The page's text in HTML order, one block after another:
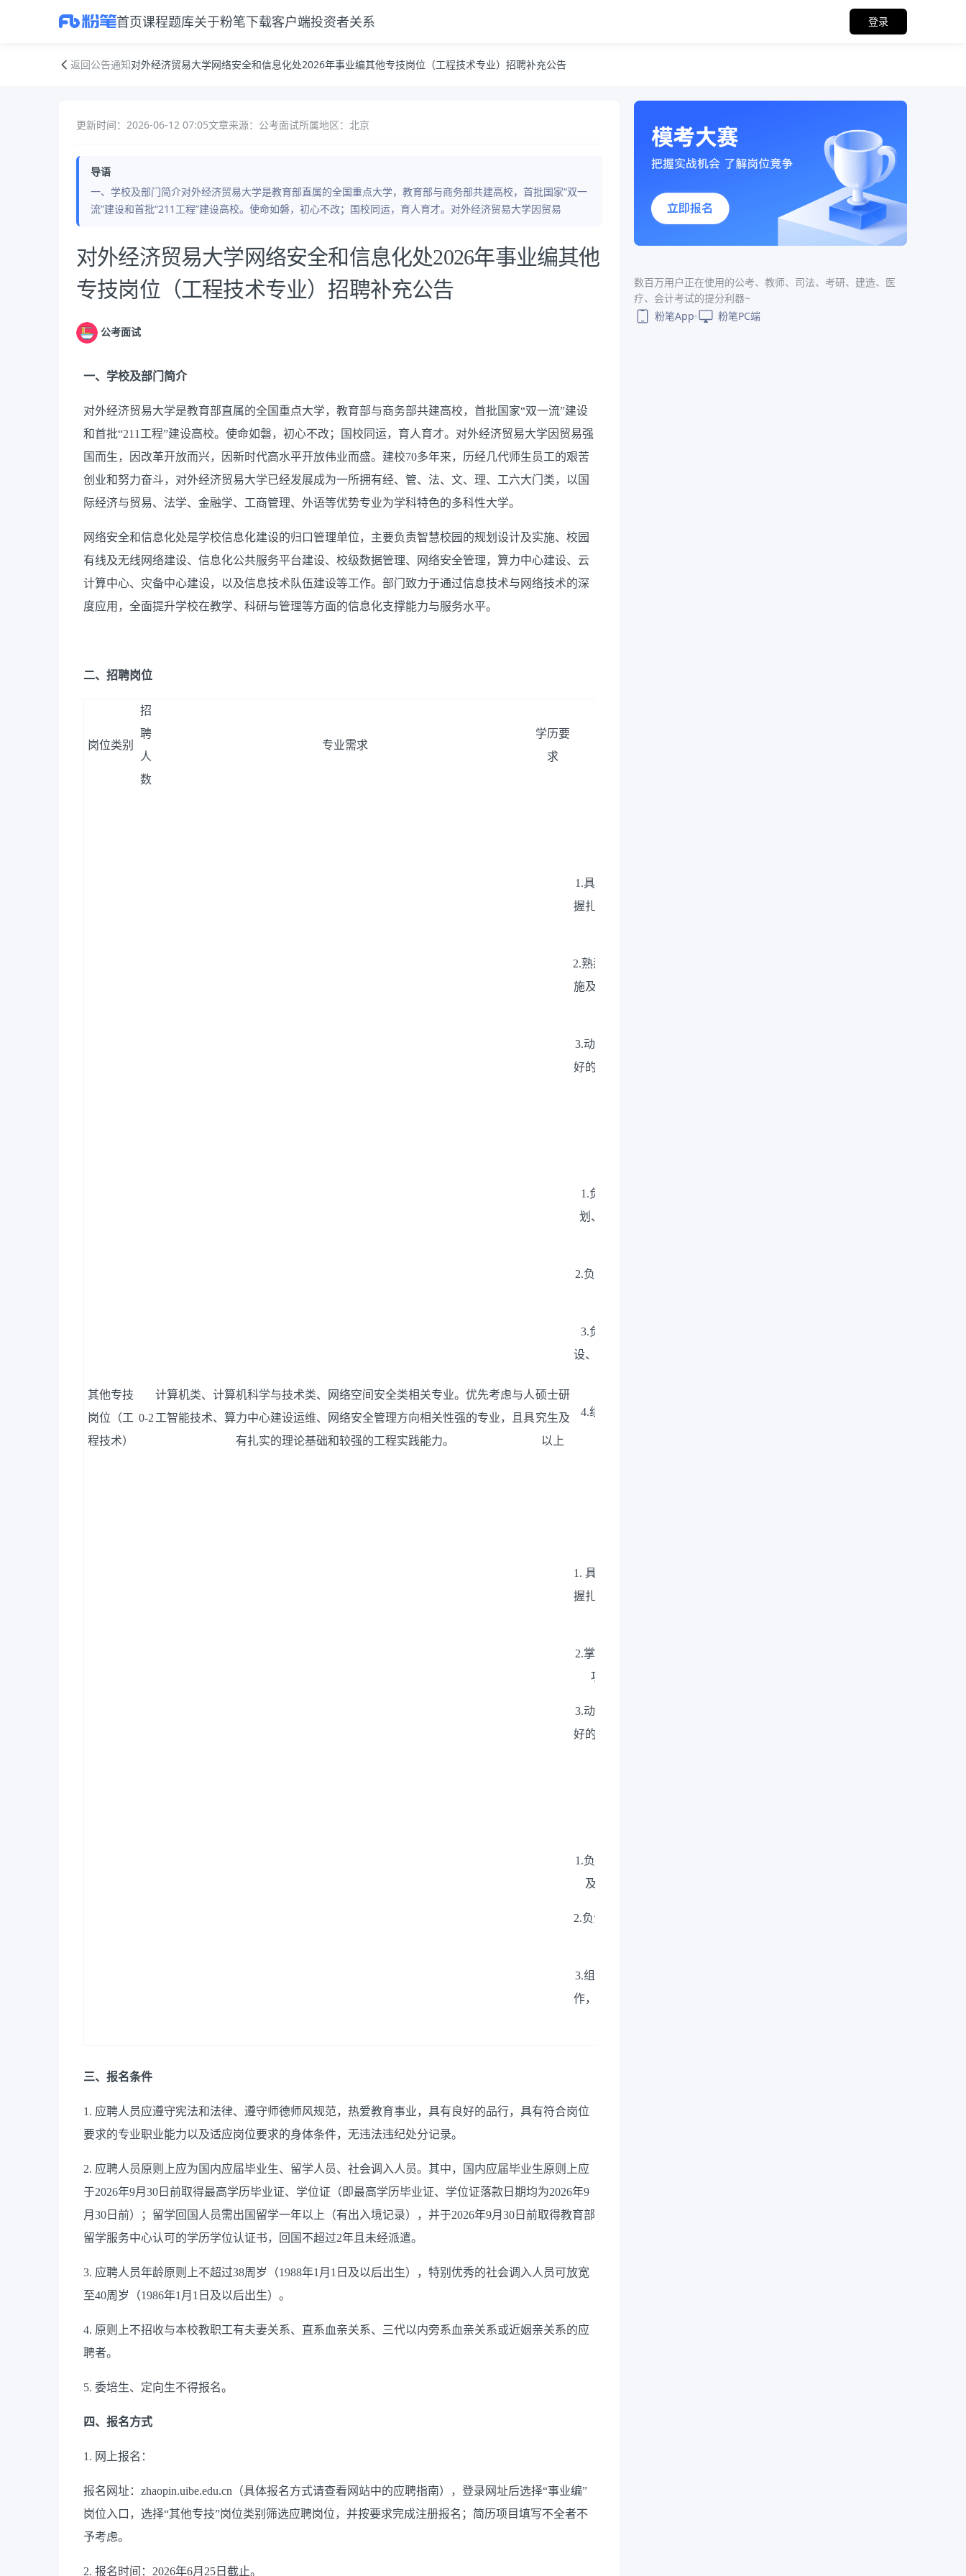
首页课程题库关于粉笔下载客户端投资者关系 登录
返回公告通知对外经济贸易大学网络安全和信息化处2026年事业编其他专技岗位（工程技术专业）招聘补充公告
更新时间：2026-06-12 07:05文章来源：公考面试所属地区：北京
导语
一、学校及部门简介对外经济贸易大学是教育部直属的全国重点大学，教育部与商务部共建高校，首批国家“双一
流”建设和首批“211工程”建设高校。使命如磐，初心不改；国校同运，育人育才。对外经济贸易大学因贸易
公告正文
对外经济贸易大学网络安全和信息化处2026年事业编其他
专技岗位（工程技术专业）招聘补充公告
公考面试
一、学校及部门简介
对外经济贸易大学是教育部直属的全国重点大学，教育部与商务部共建高校，首批国家“双一流”建设
和首批“211工程”建设高校。使命如磐，初心不改；国校同运，育人育才。对外经济贸易大学因贸易强
国而生，因改革开放而兴，因新时代高水平开放伟业而盛。建校70多年来，历经几代师生员工的艰苦
创业和努力奋斗，对外经济贸易大学已经发展成为一所拥有经、管、法、文、理、工六大门类，以国
际经济与贸易、法学、金融学、工商管理、外语等优势专业为学科特色的多科性大学。
网络安全和信息化处是学校信息化建设的归口管理单位，主要负责智慧校园的规划设计及实施、校园
有线及无线网络建设、信息化公共服务平台建设、校级数据管理、网络安全管理，算力中心建设、云
计算中心、灾备中心建设，以及信息技术队伍建设等工作。部门致力于通过信息技术与网络技术的深
度应用，全面提升学校在教学、科研与管理等方面的信息化支撑能力与服务水平。
二、招聘岗位
岗位类别
招
聘
人
数
专业需求
学历要
求
其他专技
岗位（工
程技术）
0-2
计算机类、计算机科学与技术类、网络空间安全类相关专业。优先考虑与人
工智能技术、算力中心建设运维、网络安全管理方向相关性强的专业，且具
有扎实的理论基础和较强的工程实践能力。
硕士研
究生及
以上
1.具有信息技术相关专业教育背景，掌
握扎实的计算机系统结构与网络基础知
2.熟悉Linux操作系统，了解机房基础设
施及主流算力硬件，能够参与硬件故障
3.动手能力强，工作踏实认真，具备良
好的沟通表达、组织协调与团队协作能
1.负责算力中心机房及基础环境的规
划、建设、运维、安全管理与状态监
2.负责算力与存储资源的全生命周期管
3.负责算力资源调度平台的规划、建
设、部署、监控、更新、优化及故障处
4.组织培训与技术交流，编写相关文
1. 具有信息技术相关专业教育背景，掌
握扎实的计算机系统结构与网络基础知
2.掌握网络安全基础知识，具备一定的
攻防演练技术能力或实践经验；
3.动手能力强，工作踏实认真，具备良
好的沟通表达、组织协调与团队协作能
1.负责网络安全设备的日常运维管理，
及时响应各类网络安全突发事件；
2.负责网络安全等级保护工作,定期开展
3.组织开展网络安全宣传教育和培训工
作，落实特殊时期的安全值守与保障工
三、报名条件
1. 应聘人员应遵守宪法和法律、遵守师德师风规范，热爱教育事业，具有良好的品行，具有符合岗位
要求的专业职业能力以及适应岗位要求的身体条件，无违法违纪处分记录。
2. 应聘人员原则上应为国内应届毕业生、留学人员、社会调入人员。其中，国内应届毕业生原则上应
于2026年9月30日前取得最高学历毕业证、学位证（即最高学历毕业证、学位证落款日期均为2026年9
月30日前）；留学回国人员需出国留学一年以上（有出入境记录），并于2026年9月30日前取得教育部
留学服务中心认可的学历学位认证书，回国不超过2年且未经派遣。
3. 应聘人员年龄原则上不超过38周岁（1988年1月1日及以后出生），特别优秀的社会调入人员可放宽
至40周岁（1986年1月1日及以后出生）。
4. 原则上不招收与本校教职工有夫妻关系、直系血亲关系、三代以内旁系血亲关系或近姻亲关系的应
聘者。
5. 委培生、定向生不得报名。
四、报名方式
1. 网上报名：
报名网址：zhaopin.uibe.edu.cn（具体报名方式请查看网站中的应聘指南），登录网址后选择“事业编”
岗位入口，选择“其他专技”岗位类别筛选应聘岗位，并按要求完成注册报名；简历项目填写不全者不
予考虑。
2. 报名时间：2026年6月25日截止。
数百万用户正在使用的公考、教师、司法、考研、建造、医
疗、会计考试的提分利器~
粉笔App
粉笔PC端